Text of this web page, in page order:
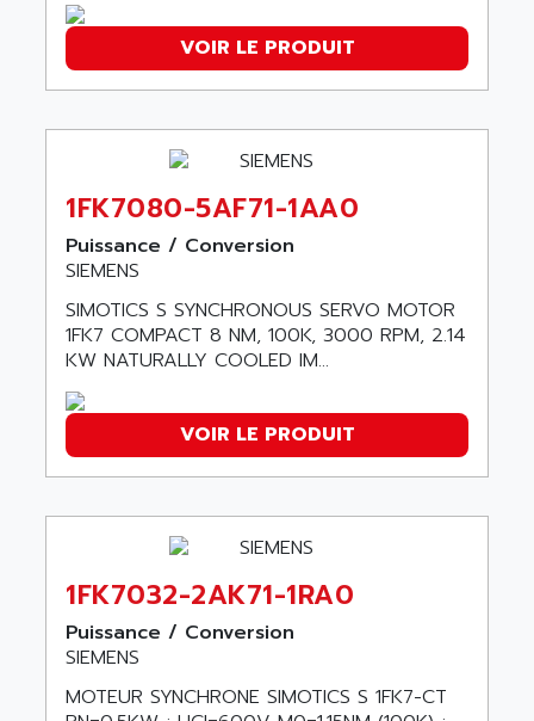
FERROMATIK PMC 1000
LCA
CNC ALPHA
SMART TOUCH
GP 70 SERIE
PROVIT 5000
S4-S4C
SIAX
FESTO ELECTRONIC
PCS095
REDIPANEL
RJ2
RECTIVAR 4 SERIE 641
CONTROLLOGIX
SLC 500
AES
AESYS
AFAG
AFP PRODEL
AG ASSOCIATES
AGASTAT
AGDE
AGE POWERBLOCK
AGI
AGILENT
AGILENT TECHNOLOGIES
AGP
AGS
AGTATAC
AGTATEC AG
VOIR LE PRODUIT
1FK7080-5AF71-1AA0
Puissance / Conversion
SIEMENS
SIMOTICS S SYNCHRONOUS SERVO MOTOR
1FK7 COMPACT 8 NM, 100K, 3000 RPM, 2.14
KW NATURALLY COOLED IM...
VOIR LE PRODUIT
1FK7032-2AK71-1RA0
Puissance / Conversion
SIEMENS
MOTEUR SYNCHRONE SIMOTICS S 1FK7-CT